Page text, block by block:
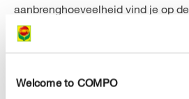
Welcome to COMPO
aanbrenghoeveelheid vind je op
meststof.